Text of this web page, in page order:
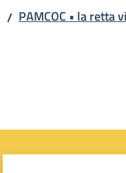
/ PAMCOC • la retta